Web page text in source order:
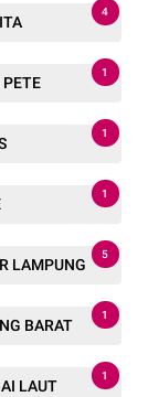
4
PETE
1
1
1
LAMPUNG
5
BARAT
1
LAUT
1